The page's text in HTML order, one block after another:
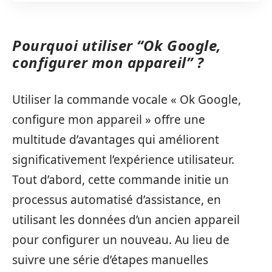
Pourquoi utiliser “Ok Google,
configurer mon appareil” ?
Utiliser la commande vocale « Ok Google,
configure mon appareil » offre une
multitude d’avantages qui améliorent
significativement l’expérience utilisateur.
Tout d’abord, cette commande initie un
processus automatisé d’assistance, en
utilisant les données d’un ancien appareil
pour configurer un nouveau. Au lieu de
suivre une série d’étapes manuelles